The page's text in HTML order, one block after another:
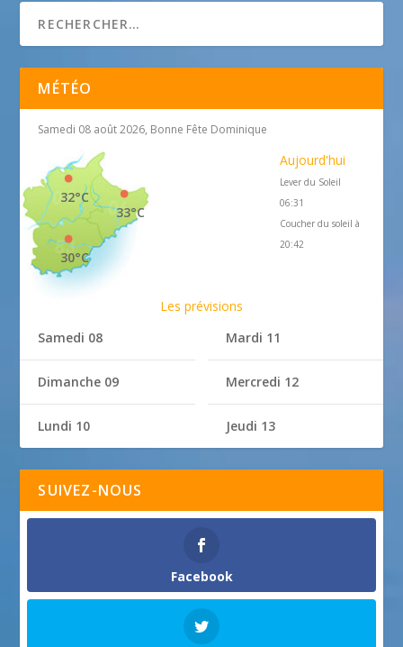
MÉTÉO
Samedi 08 août 2026, Bonne Fête Dominique
33°C
32°C
30°C
Aujourd'hui
Lever du Soleil
06:31
Coucher du soleil à
20:42
Les prévisions
Samedi 08
Dimanche 09
Lundi 10
Mardi 11
Mercredi 12
Jeudi 13
SUIVEZ-NOUS
Facebook